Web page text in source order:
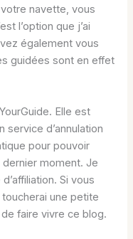
navette, vous
l’option que j’ai
également vous
guidées sont en effet
Elle est
service d’annulation
pour pouvoir
moment. Je
Si vous
une petite
faire vivre ce blog.